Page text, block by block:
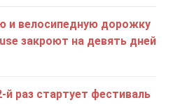
и велосипедную дорожку
закроют на девять дней
й раз стартует фестиваль